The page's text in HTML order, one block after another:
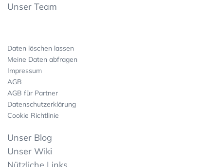
Unser Team
Daten löschen lassen
Meine Daten abfragen
Impressum
AGB
AGB für Partner
Datenschutzerklärung
Cookie Richtlinie
Unser Blog
Unser Wiki